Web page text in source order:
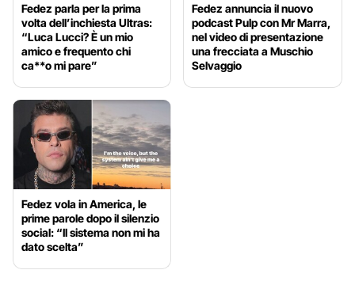
Fedez parla per la prima
volta dell’inchiesta Ultras:
“Luca Lucci? È un mio
amico e frequento chi
ca**o mi pare”
Fedez annuncia il nuovo
podcast Pulp con Mr Marra,
nel video di presentazione
una frecciata a Muschio
Selvaggio
Fedez vola in America, le
prime parole dopo il silenzio
social: “Il sistema non mi ha
dato scelta”